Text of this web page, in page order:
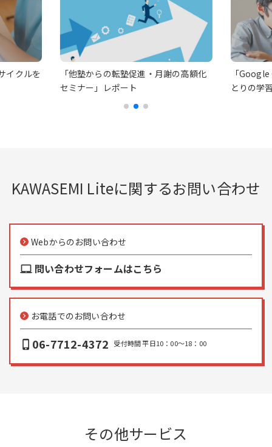
イクルを
「他塾からの転塾促進・月謝の高額化
セミナー」レポート
「
とりの学
KAWASEMI Liteに関するお問い合わせ
keyboard_arrow_right Webからのお問い合わせ
laptop_mac 問い合わせフォームはこちら
keyboard_arrow_right お電話でのお問い合わせ
phone_iphone 06-7712-4372 受付時間 平日10：00〜18：00
その他サービス